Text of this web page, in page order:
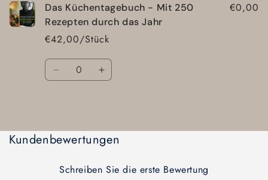
Das Küchentagebuch - Mit 250
Rezepten durch das Jahr
€42,00/Stück
€0,00
Anzahl
Verringere
Title
Erhöhe
Title
geladen ...
Kundenbewertungen
Schreiben Sie die erste Bewertung